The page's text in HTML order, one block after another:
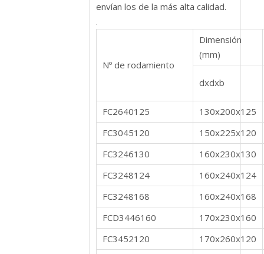
envían los de la más alta calidad.
Nº de rodamiento
Dimensión
(mm)
dxdxb
FC2640125
130x200x125
FC3045120
150x225x120
FC3246130
160x230x130
FC3248124
160x240x124
FC3248168
160x240x168
FCD3446160
170x230x160
FC3452120
170x260x120